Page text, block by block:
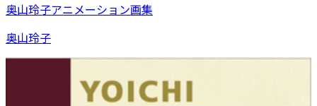
奥山玲子アニメーション画集
奥山玲子